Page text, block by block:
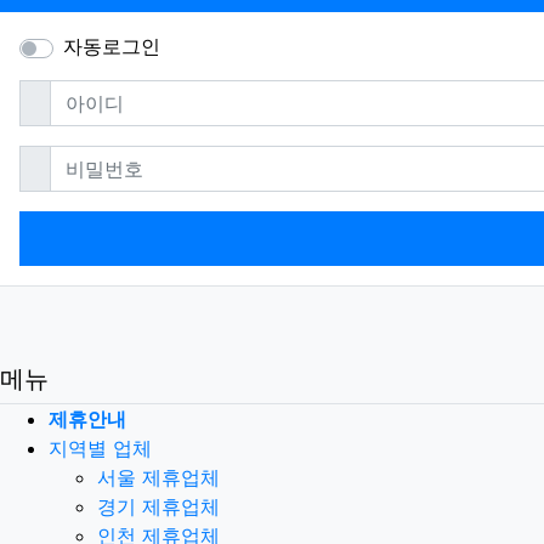
자동로그인
아이디필수
비밀번호필수
메뉴
제휴안내
지역별 업체
서울 제휴업체
경기 제휴업체
인천 제휴업체